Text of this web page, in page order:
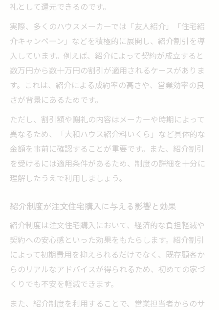
礼として還元できるのです。
実際、多くのハウスメーカーでは「友人紹介」「住宅紹
介キャンペーン」などを積極的に展開し、紹介割引を導
入しています。例えば、紹介によって契約が成立すると
数万円から数十万円の割引が適用されるケースがありま
す。これは、紹介による成約率の高さや、営業効率の良
さが背景にあるためです。
ただし、割引額や謝礼の内容はメーカーや時期によって
異なるため、「大和ハウス紹介料いくら」など具体的な
金額を事前に確認することが重要です。また、紹介割引
を受けるには適用条件があるため、制度の詳細を十分に
理解したうえで利用しましょう。
紹介制度が注文住宅購入に与える影響と効果
紹介制度は注文住宅購入において、経済的な負担軽減や
契約への安心感といった効果をもたらします。紹介割引
によって初期費用を抑えられるだけでなく、既存顧客か
らのリアルなアドバイスが得られるため、初めての家づ
くりでも不安を軽減できます。
また、紹介制度を利用することで、営業担当者からのサ